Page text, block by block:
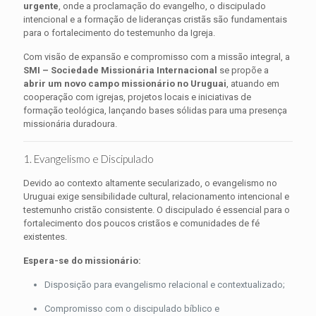
urgente, onde a proclamação do evangelho, o discipulado
intencional e a formação de lideranças cristãs são fundamentais
para o fortalecimento do testemunho da Igreja.
Com visão de expansão e compromisso com a missão integral, a
SMI – Sociedade Missionária Internacional se propõe a
abrir um novo campo missionário no Uruguai, atuando em
cooperação com igrejas, projetos locais e iniciativas de
formação teológica, lançando bases sólidas para uma presença
missionária duradoura.
1. Evangelismo e Discipulado
Devido ao contexto altamente secularizado, o evangelismo no
Uruguai exige sensibilidade cultural, relacionamento intencional e
testemunho cristão consistente. O discipulado é essencial para o
fortalecimento dos poucos cristãos e comunidades de fé
existentes.
Espera-se do missionário:
Disposição para evangelismo relacional e contextualizado;
Compromisso com o discipulado bíblico e